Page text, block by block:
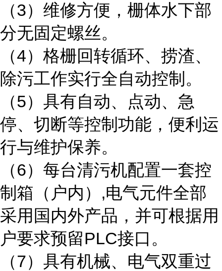
（3）维修方便，栅体水下部
分无固定螺丝。
（4）格栅回转循环、捞渣、
除污工作实行全自动控制。
（5）具有自动、点动、急
停、切断等控制功能，便利运
行与维护保养。
（6）每台清污机配置一套控
制箱（户内）,电气元件全部
采用国内外产品，并可根据用
户要求预留PLC接口。
（7）具有机械、电气双重过